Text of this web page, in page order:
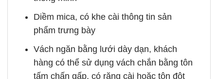
Diềm mica, có khe cài thông tin sản
phẩm trưng bày
Vách ngăn bằng lưới dày dạn, khách
hàng có thể sử dụng vách chắn bằng tôn
tấm chấn gấp, có răng cài hoặc tôn đột